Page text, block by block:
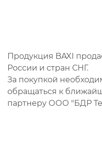
Продукция BAXI
России и стран СНГ.
За покупкой
обращаться к
партнеру ООО "БДР